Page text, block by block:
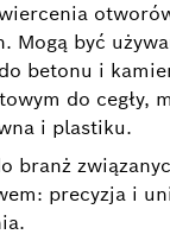
Mogą być
betonu i
do cegły,
i plastiku.
branż
precyzja i